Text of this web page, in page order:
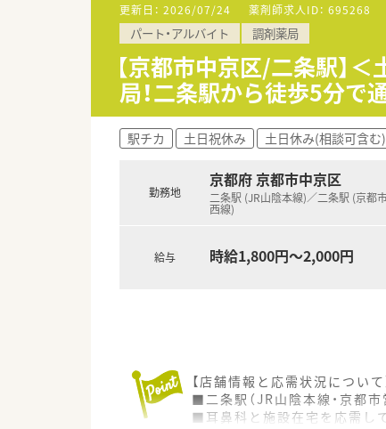
【こんな方にオススメ】
■年間休日が多くお休みが取
■大手企業ならではの充実し
■改装された綺麗な店舗で、
【やりがい/おすすめポイント】
■年間休日は117日あり、さ
■社員持株会や買い物割引な
■産休や育休の取得実績も多
更新日： 2026/07/24 薬剤師求人ID： 695268
パート・アルバイト 調剤薬局
【京都市中京区/二条駅】
局！二条駅から徒歩5分
駅チカ 土日祝休み 土日休み(相談可含む)
勤務地
京都府 京都市中京区
二条駅 (JR山陰本線)／二条駅 (京都
西線)
給与 時給1,800円～2,000円
【店舗情報と応需状況について
■二条駅（JR山陰本線・京都
■耳鼻科と施設在宅を応需し